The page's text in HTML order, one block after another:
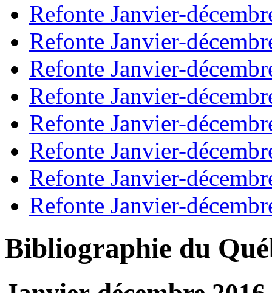
Refonte Janvier-
Refonte Janvier-
Refonte Janvier-
Refonte Janvier-
Refonte Janvier-
Refonte Janvier-
Refonte Janvier-
Refonte Janvier-
Bibliographie du